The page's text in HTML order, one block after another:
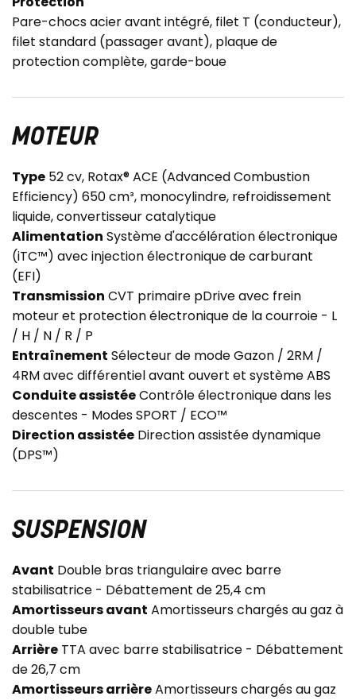
Pare-chocs acier avant intégré, filet T (conducteur),
filet standard (passager avant), plaque de
protection complète, garde-boue
MOTEUR
Type 52 cv, Rotax® ACE (Advanced Combustion
Efficiency) 650 cm³, monocylindre, refroidissement
liquide, convertisseur catalytique
Alimentation Système d'accélération électronique
(iTC™) avec injection électronique de carburant
(EFI)
Transmission CVT primaire pDrive avec frein
moteur et protection électronique de la courroie - L
/ H / N / R / P
Entraînement Sélecteur de mode Gazon / 2RM /
4RM avec différentiel avant ouvert et système ABS
Conduite assistéeContrôle électronique dans les
descentes - Modes SPORT / ECO™
Direction assistée Direction assistée dynamique
(DPS™)
SUSPENSION
Avant Double bras triangulaire avec barre
stabilisatrice - Débattement de 25,4 cm
Amortisseurs avant Amortisseurs chargés au gaz à
double tube
Arrière TTA avec barre stabilisatrice - Débattement
de 26,7 cm
Amortisseurs arrièreAmortisseurs chargés au gaz